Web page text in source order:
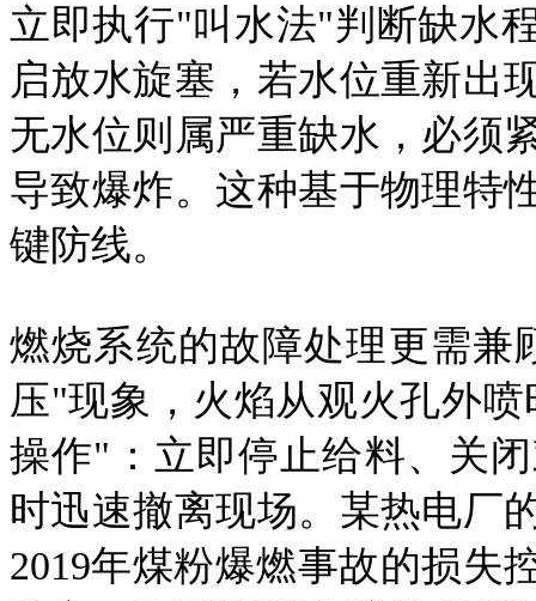
立即执行"叫水法"判断缺水
启放水旋塞，若水位重新出
无水位则属严重缺水，必须
导致爆炸。这种基于物理特
键防线。
燃烧系统的故障处理更需兼
压"现象，火焰从观火孔外
操作"：立即停止给料、关
时迅速撤离现场。某热电厂
2019年煤粉爆燃事故的损失